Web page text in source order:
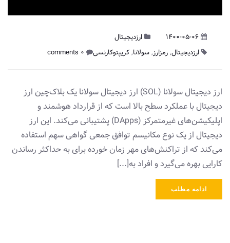
1400-05-06
ارزدیجیتال
ارزدیجیتال,رمزارز,سولانا,کریپتوکارنسی 0 comments
ارز دیجیتال سولانا (SOL) ارز دیجیتال سولانا یک بلاک‌چین ارز
دیجیتال با عملکرد سطح بالا است که از قرارداد هوشمند و
اپلیکیشن‌های غیر‌متمرکز‌ (DApps) پشتیبانی می‌کند. این ارز
دیجیتال از یک نوع مکانیسم توافق جمعی گواهی سهم استفاده
می‌کند که از تراکنش‌های مهر زمان خورده برای به حداکثر رساندن
کارایی بهره می‌گیرد و افراد به[...]
ادامه مطلب